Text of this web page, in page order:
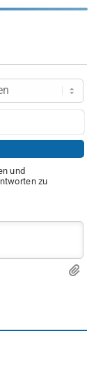
und
zu